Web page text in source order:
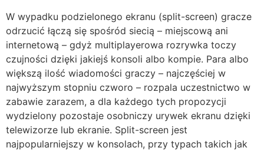
W wypadku podzielonego ekranu (split-screen) gracze
odrzucić łączą się spośród siecią – miejscową ani
internetową – gdyż multiplayerowa rozrywka toczy
czujności dzięki jakiejś konsoli albo kompie. Para albo
większą ilość wiadomości graczy – najczęściej w
najwyższym stopniu czworo – rozpala uczestnictwo w
zabawie zarazem, a dla każdego tych propozycji
wydzielony pozostaje osobniczy urywek ekranu dzięki
telewizorze lub ekranie. Split-screen jest
najpopularniejszy w konsolach, przy typach takich jak